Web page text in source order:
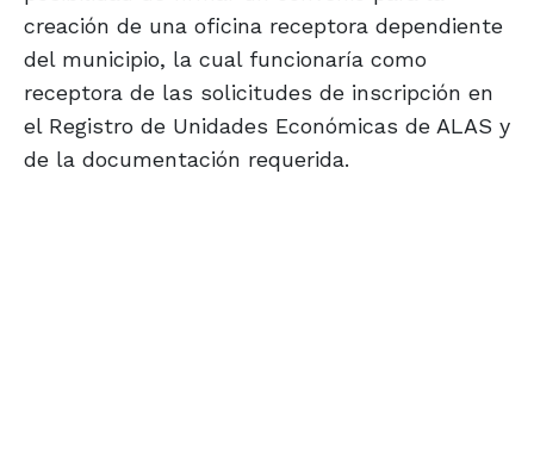
creación de una oficina receptora dependiente
del municipio, la cual funcionaría como
receptora de las solicitudes de inscripción en
el Registro de Unidades Económicas de ALAS y
de la documentación requerida.